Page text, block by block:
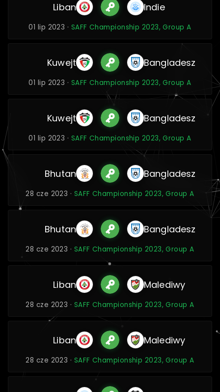
Liban Indie
01 lip 2023 · SAFF Championship 2023, Group A
Kuwejt Bangladesz
01 lip 2023 · SAFF Championship 2023, Group A
Kuwejt Bangladesz
01 lip 2023 · SAFF Championship 2023, Group A
Bhutan Bangladesz
28 cze 2023 · SAFF Championship 2023, Group A
Bhutan Bangladesz
28 cze 2023 · SAFF Championship 2023, Group A
Liban Malediwy
28 cze 2023 · SAFF Championship 2023, Group A
Liban Malediwy
28 cze 2023 · SAFF Championship 2023, Group A